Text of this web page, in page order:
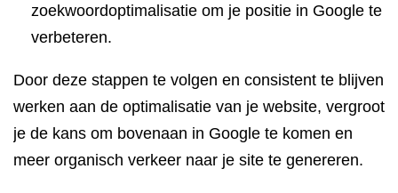
zoekwoordoptimalisatie om je positie in Google te
verbeteren.
Door deze stappen te volgen en consistent te blijven
werken aan de optimalisatie van je website, vergroot
je de kans om bovenaan in Google te komen en
meer organisch verkeer naar je site te genereren.